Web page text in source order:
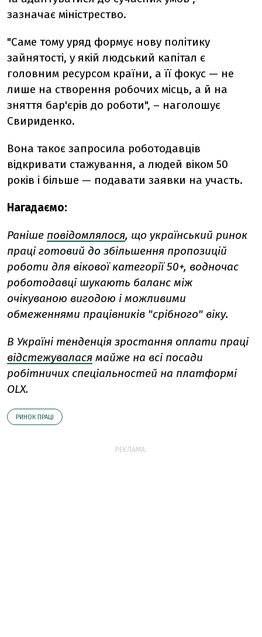
зазначає міністрество.
"Саме тому уряд формує нову політику
зайнятості, у якій людський капітал є
головним ресурсом країни, а її фокус — не
лише на створення робочих місць, а й на
зняття бар'єрів до роботи", – наголошує
Свириденко.
Вона такоє запросила роботодавців
відкривати стажування, а людей віком 50
років і більше — подавати заявки на участь.
Нагадаємо:
Раніше повідомлялося, що український ринок
праці готовий до збільшення пропозицій
роботи для вікової категорії 50+, водночас
роботодавці шукають баланс між
очікуваною вигодою і можливими
обмеженнями працівників "срібного" віку.
В Україні тенденція зростання оплати праці
відстежувалася майже на всі посади
робітничих спеціальностей на платформі
OLX.
РИНОК ПРАЦІ
РЕКЛАМА: